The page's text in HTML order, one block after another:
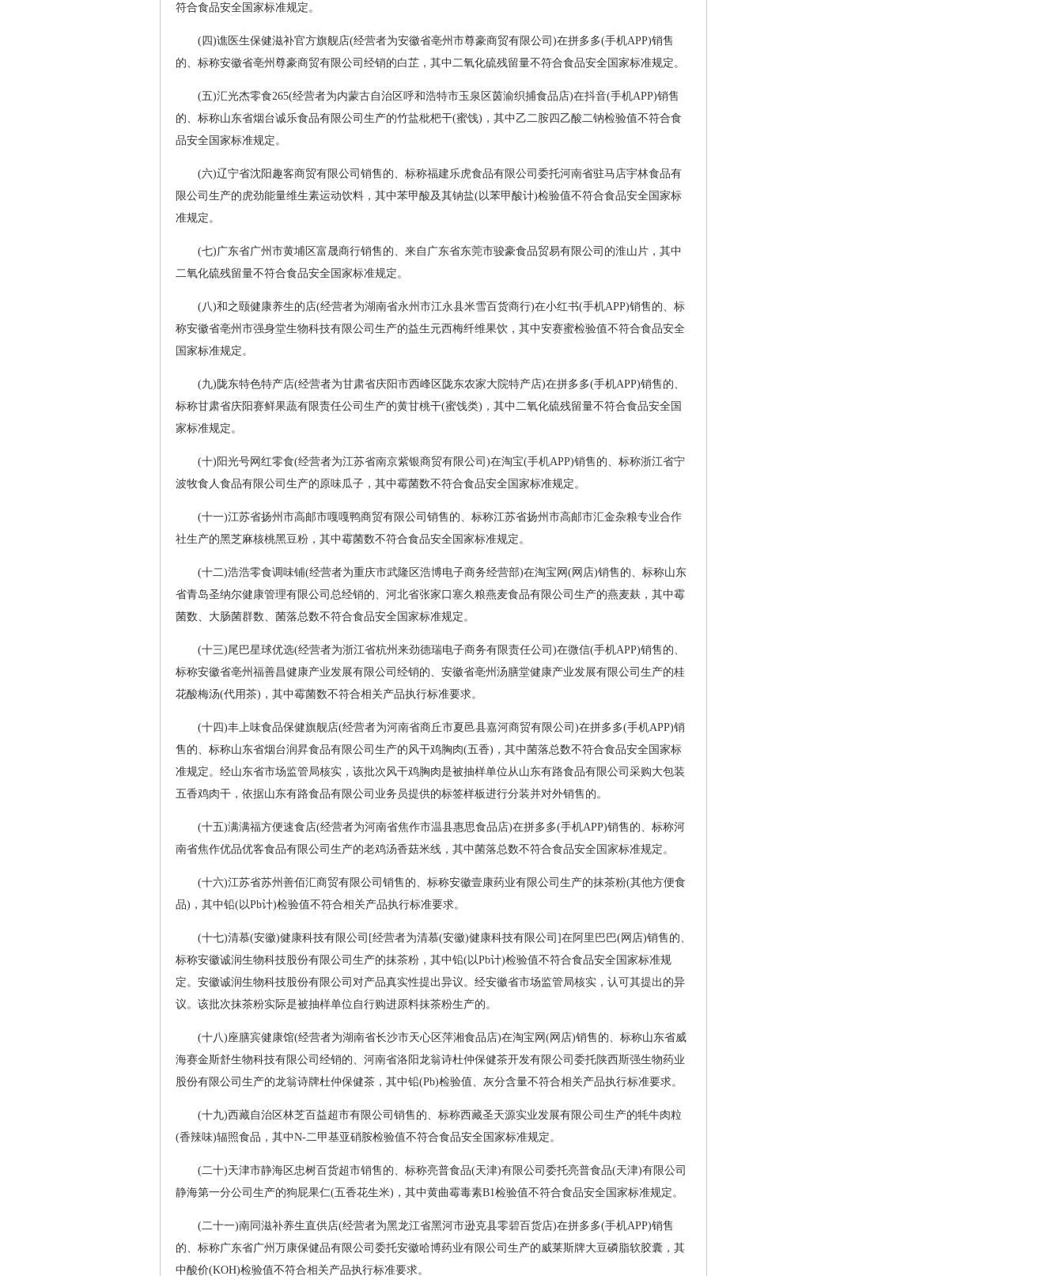
符合食品安全国家标准规定。
(四)谯医生保健滋补官方旗舰店(经营者为安徽省亳州市尊豪商贸有限公司)在拼多多(手机APP)销售
的、标称安徽省亳州尊豪商贸有限公司经销的白芷，其中二氧化硫残留量不符合食品安全国家标准规定。
(五)汇光杰零食265(经营者为内蒙古自治区呼和浩特市玉泉区茵渝织捕食品店)在抖音(手机APP)销售
的、标称山东省烟台诚乐食品有限公司生产的竹盐枇杷干(蜜饯)，其中乙二胺四乙酸二钠检验值不符合食
品安全国家标准规定。
(六)辽宁省沈阳趣客商贸有限公司销售的、标称福建乐虎食品有限公司委托河南省驻马店宇林食品有
限公司生产的虎劲能量维生素运动饮料，其中苯甲酸及其钠盐(以苯甲酸计)检验值不符合食品安全国家标
准规定。
(七)广东省广州市黄埔区富晟商行销售的、来自广东省东莞市骏豪食品贸易有限公司的淮山片，其中
二氧化硫残留量不符合食品安全国家标准规定。
(八)和之颐健康养生的店(经营者为湖南省永州市江永县米雪百货商行)在小红书(手机APP)销售的、标
称安徽省亳州市强身堂生物科技有限公司生产的益生元西梅纤维果饮，其中安赛蜜检验值不符合食品安全
国家标准规定。
(九)陇东特色特产店(经营者为甘肃省庆阳市西峰区陇东农家大院特产店)在拼多多(手机APP)销售的、
标称甘肃省庆阳赛鲜果蔬有限责任公司生产的黄甘桃干(蜜饯类)，其中二氧化硫残留量不符合食品安全国
家标准规定。
(十)阳光号网红零食(经营者为江苏省南京紫银商贸有限公司)在淘宝(手机APP)销售的、标称浙江省宁
波牧食人食品有限公司生产的原味瓜子，其中霉菌数不符合食品安全国家标准规定。
(十一)江苏省扬州市高邮市嘎嘎鸭商贸有限公司销售的、标称江苏省扬州市高邮市汇金杂粮专业合作
社生产的黑芝麻核桃黑豆粉，其中霉菌数不符合食品安全国家标准规定。
(十二)浩浩零食调味铺(经营者为重庆市武隆区浩博电子商务经营部)在淘宝网(网店)销售的、标称山东
省青岛圣纳尔健康管理有限公司总经销的、河北省张家口塞久粮燕麦食品有限公司生产的燕麦麸，其中霉
菌数、大肠菌群数、菌落总数不符合食品安全国家标准规定。
(十三)尾巴星球优选(经营者为浙江省杭州来劲德瑞电子商务有限责任公司)在微信(手机APP)销售的、
标称安徽省亳州福善昌健康产业发展有限公司经销的、安徽省亳州汤膳堂健康产业发展有限公司生产的桂
花酸梅汤(代用茶)，其中霉菌数不符合相关产品执行标准要求。
(十四)丰上味食品保健旗舰店(经营者为河南省商丘市夏邑县嘉河商贸有限公司)在拼多多(手机APP)销
售的、标称山东省烟台润昇食品有限公司生产的风干鸡胸肉(五香)，其中菌落总数不符合食品安全国家标
准规定。经山东省市场监管局核实，该批次风干鸡胸肉是被抽样单位从山东有路食品有限公司采购大包装
五香鸡肉干，依据山东有路食品有限公司业务员提供的标签样板进行分装并对外销售的。
(十五)满满福方便速食店(经营者为河南省焦作市温县惠思食品店)在拼多多(手机APP)销售的、标称河
南省焦作优品优客食品有限公司生产的老鸡汤香菇米线，其中菌落总数不符合食品安全国家标准规定。
(十六)江苏省苏州善佰汇商贸有限公司销售的、标称安徽壹康药业有限公司生产的抹茶粉(其他方便食
品)，其中铅(以Pb计)检验值不符合相关产品执行标准要求。
(十七)清慕(安徽)健康科技有限公司[经营者为清慕(安徽)健康科技有限公司]在阿里巴巴(网店)销售的、
标称安徽诚润生物科技股份有限公司生产的抹茶粉，其中铅(以Pb计)检验值不符合食品安全国家标准规
定。安徽诚润生物科技股份有限公司对产品真实性提出异议。经安徽省市场监管局核实，认可其提出的异
议。该批次抹茶粉实际是被抽样单位自行购进原料抹茶粉生产的。
(十八)座膳宾健康馆(经营者为湖南省长沙市天心区萍湘食品店)在淘宝网(网店)销售的、标称山东省威
海赛金斯舒生物科技有限公司经销的、河南省洛阳龙翁诗杜仲保健茶开发有限公司委托陕西斯强生物药业
股份有限公司生产的龙翁诗牌杜仲保健茶，其中铅(Pb)检验值、灰分含量不符合相关产品执行标准要求。
(十九)西藏自治区林芝百益超市有限公司销售的、标称西藏圣天源实业发展有限公司生产的牦牛肉粒
(香辣味)辐照食品，其中N-二甲基亚硝胺检验值不符合食品安全国家标准规定。
(二十)天津市静海区忠树百货超市销售的、标称亮普食品(天津)有限公司委托亮普食品(天津)有限公司
静海第一分公司生产的狗屁果仁(五香花生米)，其中黄曲霉毒素B1检验值不符合食品安全国家标准规定。
(二十一)南同滋补养生直供店(经营者为黑龙江省黑河市逊克县零碧百货店)在拼多多(手机APP)销售
的、标称广东省广州万康保健品有限公司委托安徽哈博药业有限公司生产的威莱斯牌大豆磷脂软胶囊，其
中酸价(KOH)检验值不符合相关产品执行标准要求。